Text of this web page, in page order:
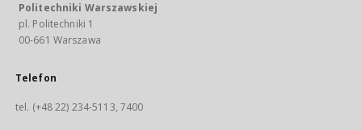
Politechniki Warszawskiej
pl. Politechniki 1
00-661 Warszawa
Telefon
tel. (+48 22) 234-5113, 7400